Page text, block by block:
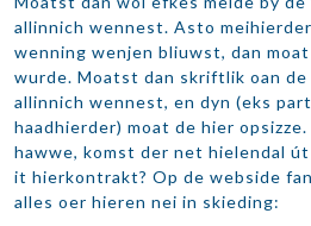
allinnich wennest. Asto meihierder
wenning wenjen bliuwst, dan
wurde. Moatst dan skriftlik oan
allinnich wennest, en dyn (eks
haadhierder) moat de hier
hawwe, komst der net hielendal
it hierkontrakt? Op de webside
alles oer hieren nei in skieding: